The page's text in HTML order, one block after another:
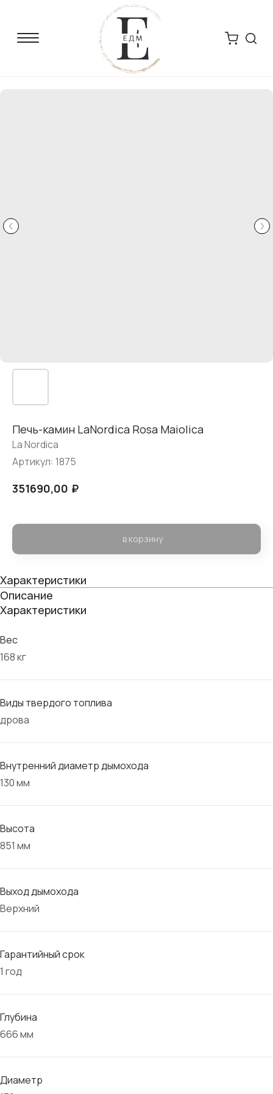
Печь-камин LaNordica Rosa Maiolica
La Nordica
Артикул: 1875
351690,00 ₽
в корзину
Характеристики
Описание
Характеристики
Вес
168 кг
Виды твердого топлива
дрова
Внутренний диаметр дымохода
130 мм
Высота
851 мм
Выход дымохода
Верхний
Гарантийный срок
1 год
Глубина
666 мм
Диаметр